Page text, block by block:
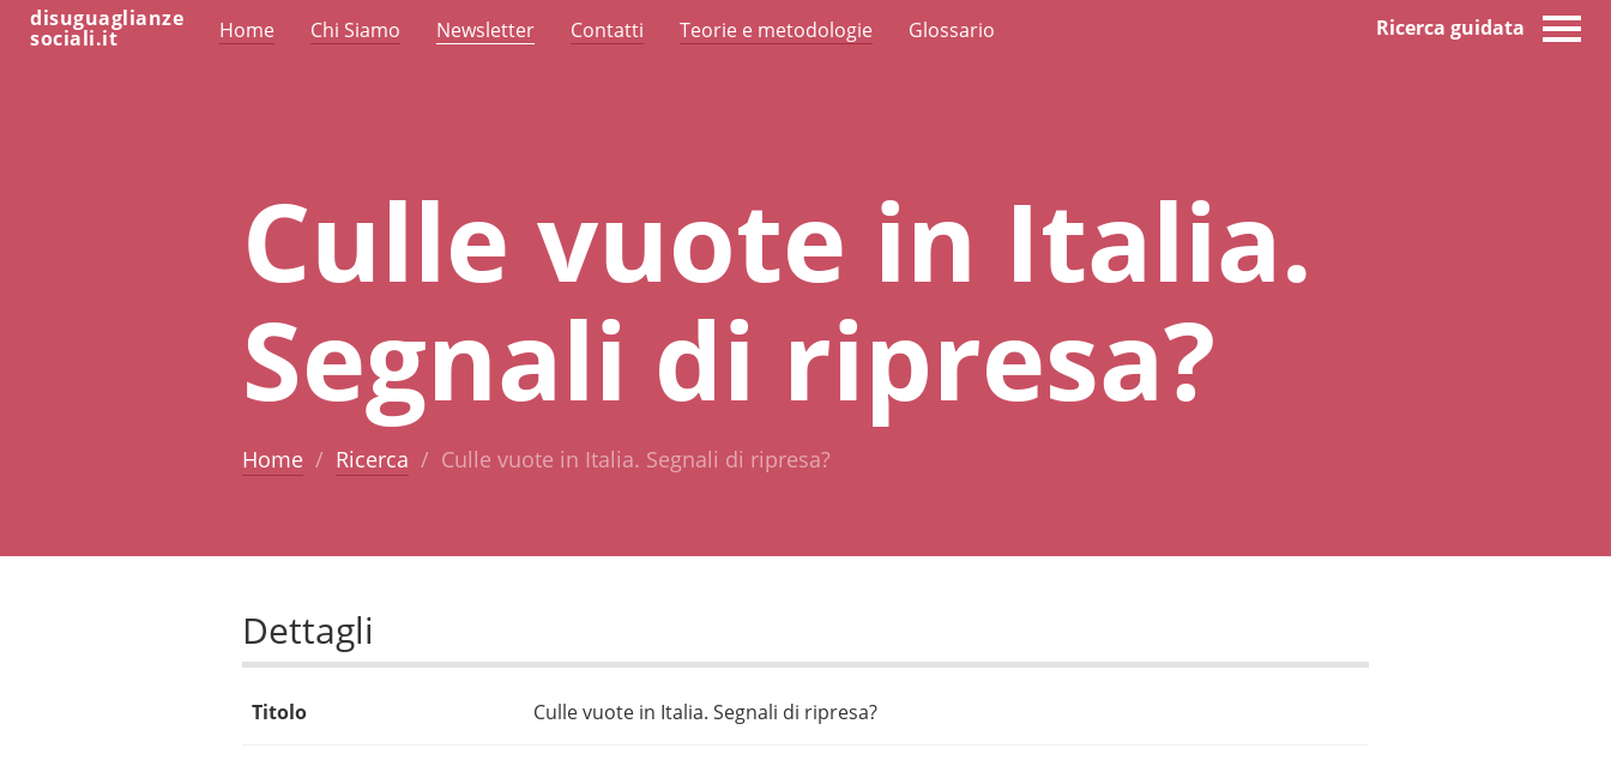
disuguaglianze
sociali.it Home Chi Siamo Newsletter Contatti Teorie e metodologie Glossario Ricerca guidata
Culle vuote in Italia.
Segnali di ripresa?
Home Ricerca Culle vuote in Italia. Segnali di ripresa?
Dettagli
Titolo Culle vuote in Italia. Segnali di ripresa?